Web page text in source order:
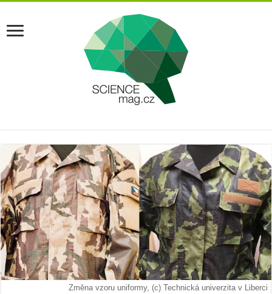
Změna vzoru uniformy, (c) Technická univerzita v Liberci